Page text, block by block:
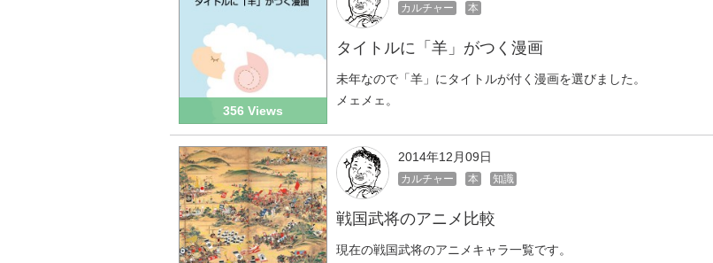
356 Views
カルチャー 本
タイトルに「羊」がつく漫画
未年なので「羊」にタイトルが付く漫画を選びました。
メェメェ。
2014年12月09日
カルチャー 本 知識
戦国武将のアニメ比較
現在の戦国武将のアニメキャラ一覧です。